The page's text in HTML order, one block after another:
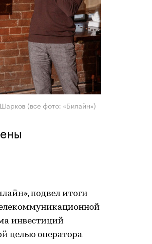
(все фото: «Билайн»)
подвел итоги
инвестиций
целью оператора